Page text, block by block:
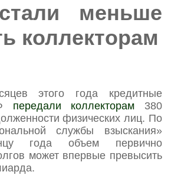
меньше
коллекторам
этого года кредитные
передали коллекторам 380
физических лиц. По
службы взыскания»
года объем первично
может впервые превысить